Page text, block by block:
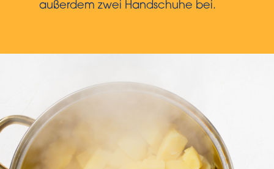
außerdem zwei Handschuhe bei.